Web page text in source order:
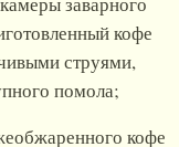
кофе
струями,
помола;
кофе